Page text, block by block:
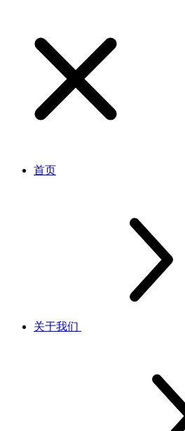
首页
关于我们